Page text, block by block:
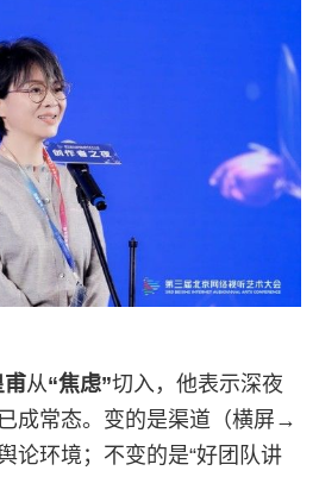
甫从“焦虑”切入，他表示深夜
成常态。变的是渠道（横屏→
论环境；不变的是“好团队讲